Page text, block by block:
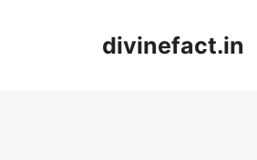
divinefact.in